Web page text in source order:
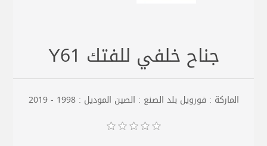
جناح خلفي للفتك Y61
الماركة : فورويل بلد الصنع : الصين الموديل : 1998 - 2019